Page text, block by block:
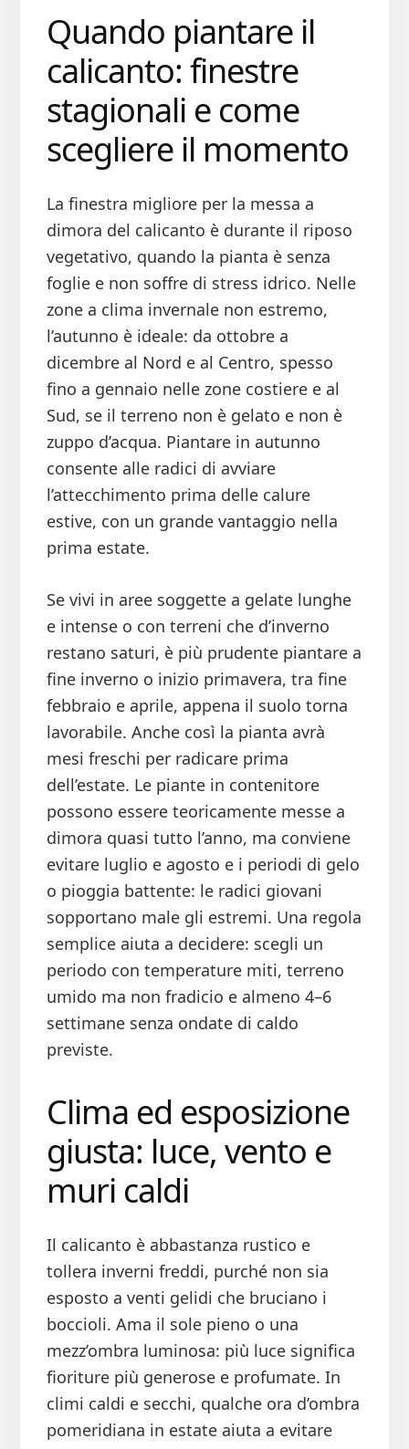
Quando piantare il
calicanto: finestre
stagionali e come
scegliere il momento
La finestra migliore per la messa a
dimora del calicanto è durante il riposo
vegetativo, quando la pianta è senza
foglie e non soffre di stress idrico. Nelle
zone a clima invernale non estremo,
l’autunno è ideale: da ottobre a
dicembre al Nord e al Centro, spesso
fino a gennaio nelle zone costiere e al
Sud, se il terreno non è gelato e non è
zuppo d’acqua. Piantare in autunno
consente alle radici di avviare
l’attecchimento prima delle calure
estive, con un grande vantaggio nella
prima estate.
Se vivi in aree soggette a gelate lunghe
e intense o con terreni che d’inverno
restano saturi, è più prudente piantare a
fine inverno o inizio primavera, tra fine
febbraio e aprile, appena il suolo torna
lavorabile. Anche così la pianta avrà
mesi freschi per radicare prima
dell’estate. Le piante in contenitore
possono essere teoricamente messe a
dimora quasi tutto l’anno, ma conviene
evitare luglio e agosto e i periodi di gelo
o pioggia battente: le radici giovani
sopportano male gli estremi. Una regola
semplice aiuta a decidere: scegli un
periodo con temperature miti, terreno
umido ma non fradicio e almeno 4–6
settimane senza ondate di caldo
previste.
Clima ed esposizione
giusta: luce, vento e
muri caldi
Il calicanto è abbastanza rustico e
tollera inverni freddi, purché non sia
esposto a venti gelidi che bruciano i
boccioli. Ama il sole pieno o una
mezz’ombra luminosa: più luce significa
fioriture più generose e profumate. In
climi caldi e secchi, qualche ora d’ombra
pomeridiana in estate aiuta a evitare